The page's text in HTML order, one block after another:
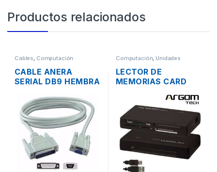
Productos relacionados
Cables, Computación
CABLE ANERA
SERIAL DB9 HEMBRA
MACHO 1.8MTS
Computación, Unidades
Opticas - Lectores
LECTOR DE
MEMORIAS CARD
ARGOM 88R USB 2.0
TODO EN 1